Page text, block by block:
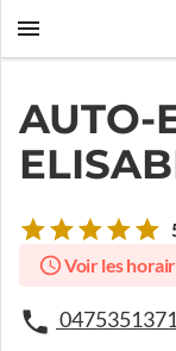
AUTO-
Voir les
0475351371